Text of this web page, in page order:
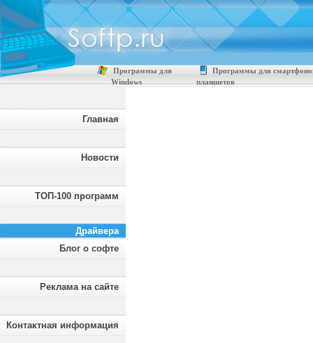
Программы для
Windows
Программы для
планшетов
Главная
Новости
ТОП-100 программ
Драйвера
Блог о софте
Реклама на сайте
Контактная информация